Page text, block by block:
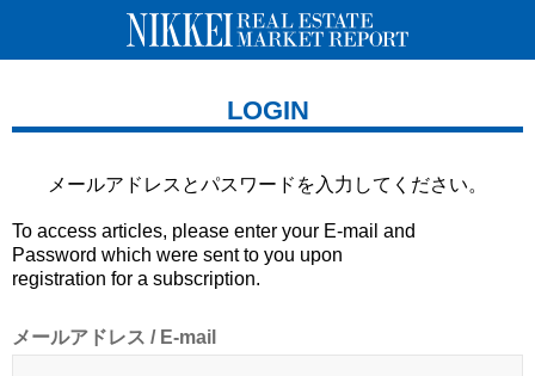
LOGIN
メールアドレスとパスワードを 入力してください。
To access articles, please enter your E-mail and
Password which were sent to you upon
registration for a subscription.
メールアドレス / E-mail